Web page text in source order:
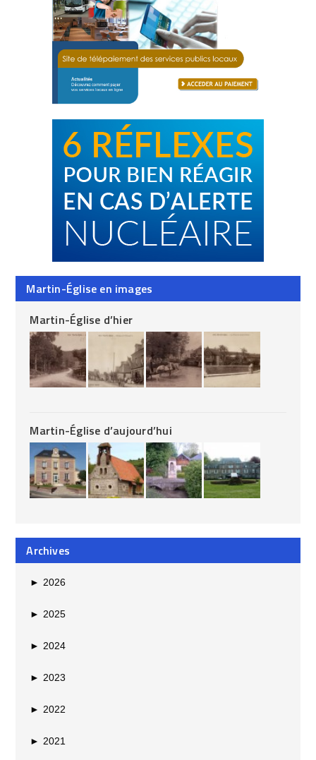
Martin-Église en images
Martin-Église d’hier
Martin-Église d’aujourd’hui
Archives
► 2026
► 2025
► 2024
► 2023
► 2022
► 2021